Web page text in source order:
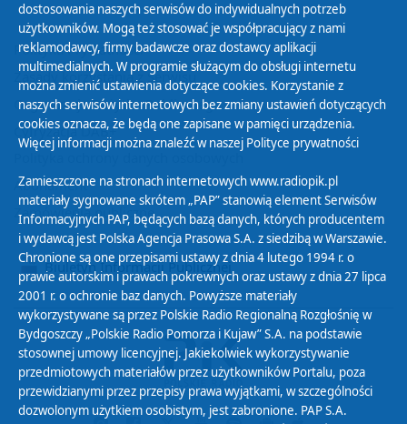
Polityka Prywatności
Zasady korzystania z Serwisu
Organizacje Pożytku Publicznego
Cyfryzacja DAB+
Abonament
Zamówienia publiczne
Biuletyn Informacji Publicznej
dostosowania naszych serwisów do indywidualnych potrzeb
użytkowników. Mogą też stosować je współpracujący z nami
reklamodawcy, firmy badawcze oraz dostawcy aplikacji
multimedialnych. W programie służącym do obsługi internetu
można zmienić ustawienia dotyczące cookies. Korzystanie z
naszych serwisów internetowych bez zmiany ustawień dotyczących
cookies oznacza, że będą one zapisane w pamięci urządzenia.
Więcej informacji można znaleźć w naszej Polityce prywatności
Zamieszczone na stronach internetowych www.radiopik.pl
materiały sygnowane skrótem „PAP” stanowią element Serwisów
Informacyjnych PAP, będących bazą danych, których producentem
i wydawcą jest Polska Agencja Prasowa S.A. z siedzibą w Warszawie.
Chronione są one przepisami ustawy z dnia 4 lutego 1994 r. o
prawie autorskim i prawach pokrewnych oraz ustawy z dnia 27 lipca
2001 r. o ochronie baz danych. Powyższe materiały
wykorzystywane są przez Polskie Radio Regionalną Rozgłośnię w
Bydgoszczy „Polskie Radio Pomorza i Kujaw” S.A. na podstawie
stosownej umowy licencyjnej. Jakiekolwiek wykorzystywanie
przedmiotowych materiałów przez użytkowników Portalu, poza
przewidzianymi przez przepisy prawa wyjątkami, w szczególności
dozwolonym użytkiem osobistym, jest zabronione. PAP S.A.